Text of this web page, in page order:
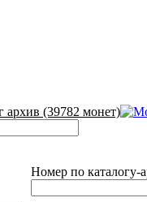
архив (39782 монет)
Номер по каталогу-